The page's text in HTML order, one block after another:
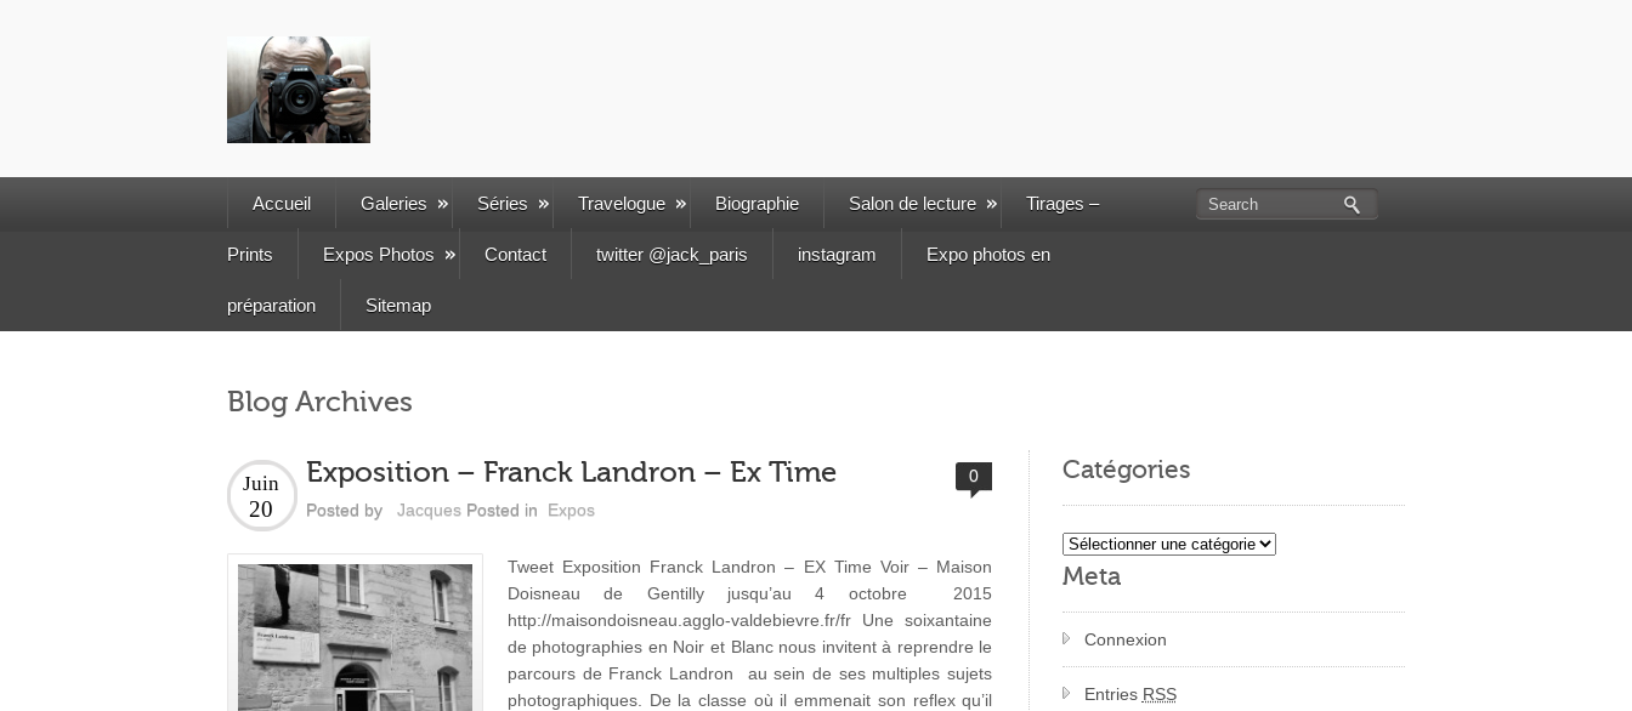
Accueil Galeries Séries Travelogue Biographie Salon de lecture Tirages –
Prints Expos Photos Contact twitter @jack_paris instagram Expo photos en
préparation Sitemap
Blog Archives
Exposition – Franck Landron – Ex Time
Juin
20 Posted by Jacques Posted in Expos
0
Tweet Exposition Franck Landron – EX Time Voir – Maison
Doisneau de Gentilly jusqu’au 4 octobre 2015
http://maisondoisneau.agglo-valdebievre.fr/fr Une soixantaine
de photographies en Noir et Blanc nous invitent à reprendre le
parcours de Franck Landron au sein de ses multiples sujets
photographiques. De la classe où il emmenait son reflex qu’il
Catégories
Catégories
Meta
Connexion
Entries RSS